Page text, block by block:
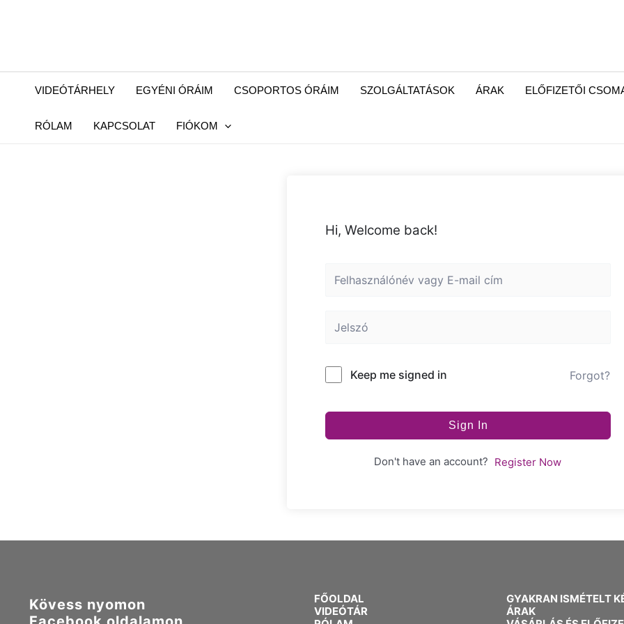
VIDEÓTÁRHELY EGYÉNI ÓRÁIM CSOPORTOS ÓRÁIM SZOLGÁLTATÁSOK ÁRAK ELŐFIZETŐI
RÓLAM KAPCSOLAT FIÓKOM
Hi, Welcome back!
Keep me signed in Forgot?
Sign In
Don't have an account? Register Now
Kövess nyomon
FŐOLDAL
VIDEÓTÁR
GYAKRAN ISMÉTELT
ÁRAK